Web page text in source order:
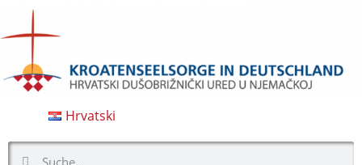
Hrvatski